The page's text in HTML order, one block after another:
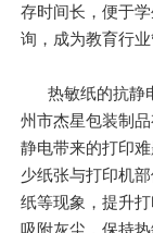
存时间长，便于
询，成为教育行业
热敏纸的抗静
州市杰星包装制
静电带来的打印
少纸张与打印机
纸等现象，提升